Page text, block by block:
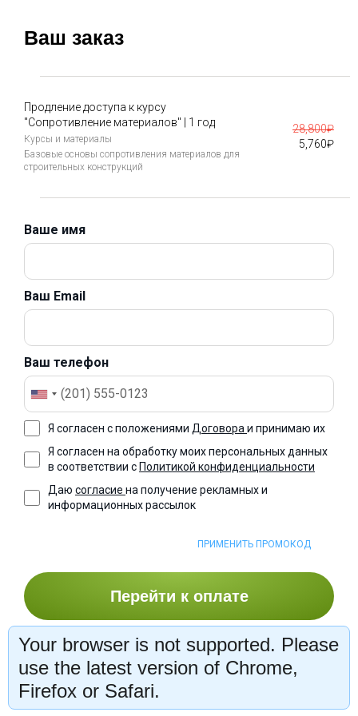
Ваш заказ
Продление доступа к курсу
"Сопротивление материалов" | 1 год
Курсы и материалы
Базовые основы сопротивления материалов для
строительных конструкций
28,800₽
5,760₽
Ваше имя
Ваш Email
Ваш телефон
Я согласен с положениями Договора и принимаю их
Я согласен на обработку моих персональных данных
в соответствии с Политикой конфиденциальности
Даю согласие на получение рекламных и
информационных рассылок
ПРИМЕНИТЬ ПРОМОКОД
Перейти к оплате
Оформить рассрочку
Your browser is not supported. Please
use the latest version of Chrome,
Firefox or Safari.